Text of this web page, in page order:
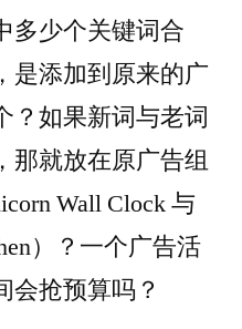
多少个关键词合
是添加到原来的广
？如果新词与老词
那就放在原广告组
Wall Clock 与
）？一个广告活
会抢预算吗？